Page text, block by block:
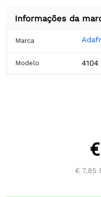
Informações da
Marca
Modelo 4104
€ 7,85